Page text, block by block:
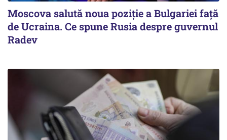
Moscova salută noua poziție a Bulgariei față
de Ucraina. Ce spune Rusia despre guvernul
Radev